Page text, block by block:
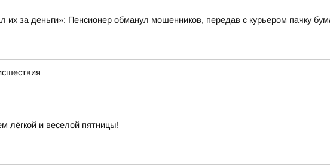
их за деньги»: Пенсионер обманул мошенников, передав с курьером пачку
лёгкой и веселой пятницы!